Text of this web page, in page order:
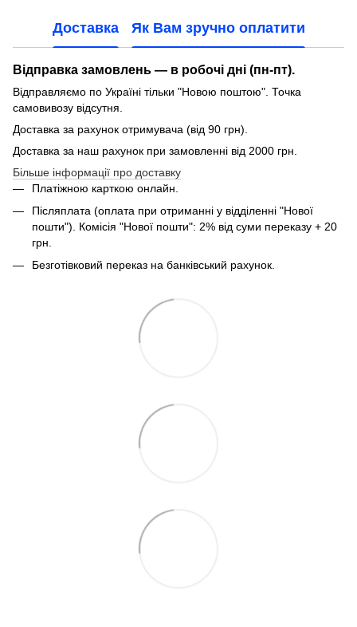
Доставка Як Вам зручно оплатити
Відправка замовлень — в робочі дні (пн-пт).
Відправляємо по Україні тільки "Новою поштою". Точка
самовивозу відсутня.
Доставка за рахунок отримувача (від 90 грн).
Доставка за наш рахунок при замовленні від 2000 грн.
Більше інформації про доставку
Платіжною карткою онлайн.
Післяплата (оплата при отриманні у відділенні "Нової
пошти"). Комісія "Нової пошти": 2% від суми переказу + 20
грн.
Безготівковий переказ на банківський рахунок.